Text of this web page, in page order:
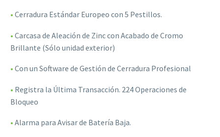
• Cerradura Estándar Europeo con 5 Pestillos.
• Carcasa de Aleación de Zinc con Acabado de Cromo
Brillante (Sólo unidad exterior)
• Con un Software de Gestión de Cerradura Profesional
• Registra la Última Transacción. 224 Operaciones de
Bloqueo
• Alarma para Avisar de Batería Baja.
Estas
opcionales.
necesarias
para que